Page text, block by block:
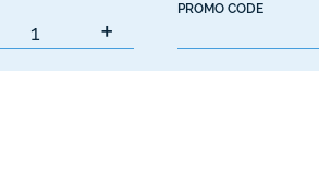
+
PROMO CODE